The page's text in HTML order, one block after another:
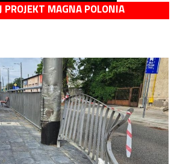
PROJEKT MAGNA POLONIA